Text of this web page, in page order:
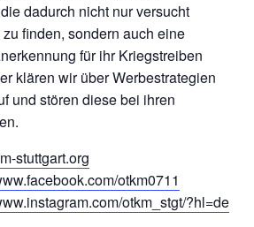
dadurch nicht nur versucht
finden, sondern auch eine
für ihr Kriegstreiben
klären wir über Werbestrategien
und stören diese bei ihren
stuttgart.org
otkm0711
otkm_stgt/?hl=de